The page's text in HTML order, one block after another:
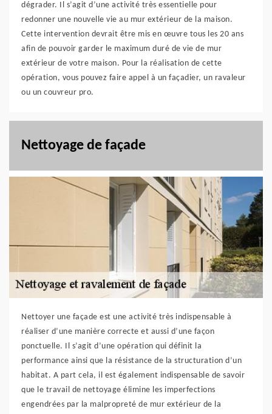
dégrader. Il s’agit d’une activité très essentielle pour
redonner une nouvelle vie au mur extérieur de la maison.
Cette intervention devrait être mis en œuvre tous les 20 ans
afin de pouvoir garder le maximum duré de vie de mur
extérieur de votre maison. Pour la réalisation de cette
opération, vous pouvez faire appel à un façadier, un ravaleur
ou un couvreur pro.
Nettoyage de façade
Nettoyer une façade est une activité très indispensable à
réaliser d’une manière correcte et aussi d’une façon
ponctuelle. Il s’agit d’une opération qui définit la
performance ainsi que la résistance de la structuration d’un
habitat. A part cela, il est également indispensable de savoir
que le travail de nettoyage élimine les imperfections
engendrées par la malpropreté de mur extérieur de la